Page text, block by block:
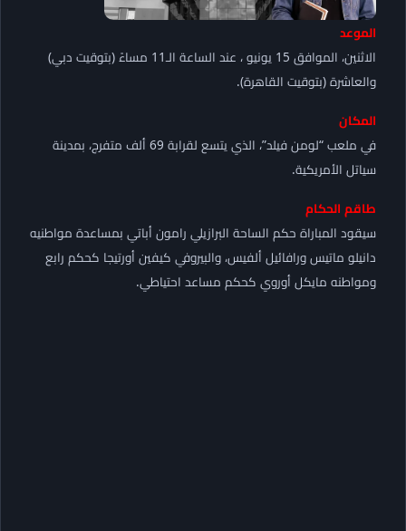
الموعد
الاثنين، الموافق 15 يونيو ، عند الساعة الـ11 مساءً (بتوقيت دبي)
والعاشرة (بتوقيت القاهرة).
المكان
في ملعب “لومن فيلد”، الذي يتسع لقرابة 69 ألف متفرج، بمدينة
سياتل الأمريكية.
طاقم الحكام
سيقود المباراة حكم الساحة البرازيلي رامون أباتي بمساعدة مواطنيه
دانيلو ماتيس ورافائيل ألفيس، والبيروفي كيفين أورتيجا كحكم رابع
ومواطنه مايكل أوروي كحكم مساعد احتياطي.